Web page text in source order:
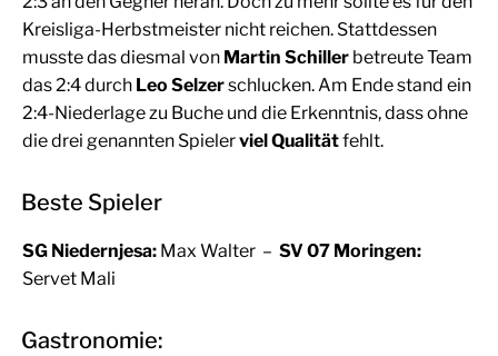
Kreisliga-Herbstmeister nicht reichen. Stattdessen
musste das diesmal von Martin Schiller betreute Team
das 2:4 durch Leo Selzerschlucken. Am Ende stand ein
2:4-Niederlage zu Buche und die Erkenntnis, dass ohne
die drei genannten Spielerviel Qualitätfehlt.
Beste Spieler
SG Niedernjesa: Max Walter – SV 07 Moringen:
Servet Mali
Gastronomie: